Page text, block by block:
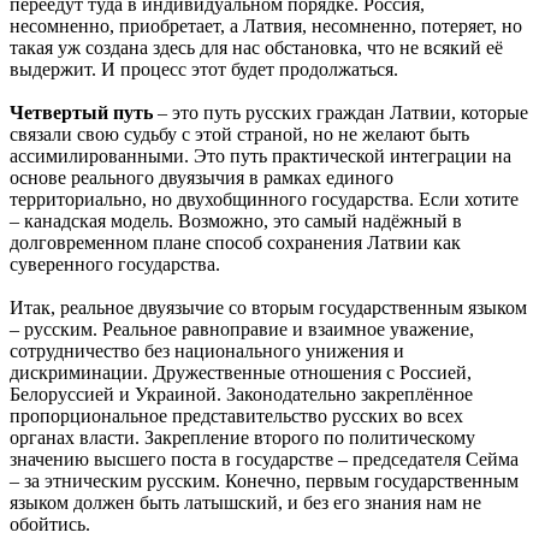
переедут туда в индивидуальном порядке. Россия,
несомненно, приобретает, а Латвия, несомненно, потеряет, но
такая уж создана здесь для нас обстановка, что не всякий её
выдержит. И процесс этот будет продолжаться.
Четвертый путь – это путь русских граждан Латвии, которые
связали свою судьбу с этой страной, но не желают быть
ассимилированными. Это путь практической интеграции на
основе реального двуязычия в рамках единого
территориально, но двухобщинного государства. Если хотите
– канадская модель. Возможно, это самый надёжный в
долговременном плане способ сохранения Латвии как
суверенного государства.
Итак, реальное двуязычие со вторым государственным языком
– русским. Реальное равноправие и взаимное уважение,
сотрудничество без национального унижения и
дискриминации. Дружественные отношения с Россией,
Белоруссией и Украиной. Законодательно закреплённое
пропорциональное представительство русских во всех
органах власти. Закрепление второго по политическому
значению высшего поста в государстве – председателя Сейма
– за этническим русским. Конечно, первым государственным
языком должен быть латышский, и без его знания нам не
обойтись.